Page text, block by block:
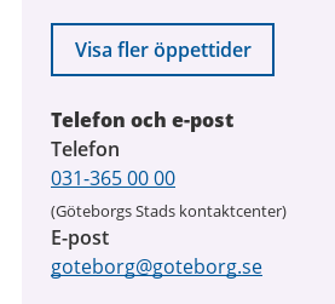
Visa fler öppettider
Telefon och e-post
Telefon
031-365 00 00
(Göteborgs Stads kontaktcenter)
E-post
goteborg@goteborg.se